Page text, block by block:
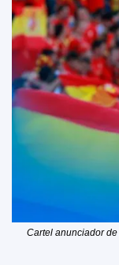
Cartel anunciador